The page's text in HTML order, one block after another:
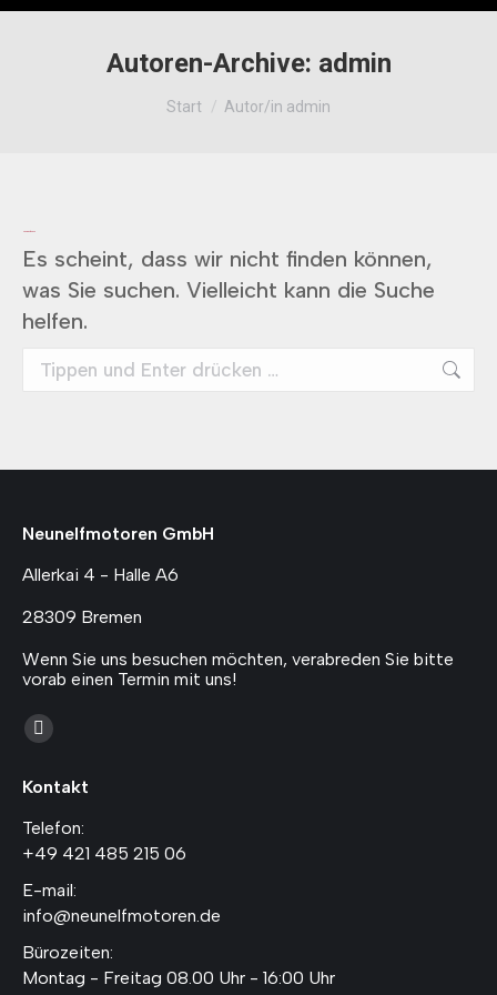
Autoren-Archive: admin
Sie befinden sich hier:
Start Autor/in admin
Es scheint, dass wir nicht finden können,
was Sie suchen. Vielleicht kann die Suche
helfen.
Search:
Neunelfmotoren GmbH
Allerkai 4 - Halle A6
28309 Bremen
Wenn Sie uns besuchen möchten, verabreden Sie bitte
vorab einen Termin mit uns!
Finden Sie uns auf:
Instagram
opens
in
new
window
Kontakt
Telefon:
+49 421 485 215 06
E-mail:
info@neunelfmotoren.de
Bürozeiten:
Montag - Freitag 08.00 Uhr - 16:00 Uhr